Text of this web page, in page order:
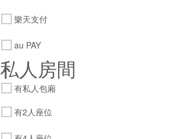
樂天支付
au PAY
私人房間
有私人包廂
有2人座位